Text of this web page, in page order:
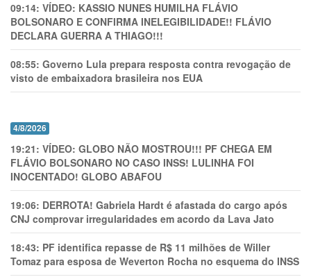
09:14: VÍDEO: KASSIO NUNES HUMlLHA FLÁVIO
BOLSONARO E CONFIRMA INELEGIBILIDADE!! FLÁVIO
DECLARA GUERRA A THIAGO!!!
08:55: Governo Lula prepara resposta contra revogação de
visto de embaixadora brasileira nos EUA
4/8/2026
19:21: VÍDEO: GLOBO NÃO MOSTROU!!! PF CHEGA EM
FLÁVIO BOLSONARO NO CASO INSS! LULINHA FOI
INOCENTADO! GLOBO ABAFOU
19:06: DERROTA! Gabriela Hardt é afastada do cargo após
CNJ comprovar irregularidades em acordo da Lava Jato
18:43: PF identifica repasse de R$ 11 milhões de Willer
Tomaz para esposa de Weverton Rocha no esquema do INSS